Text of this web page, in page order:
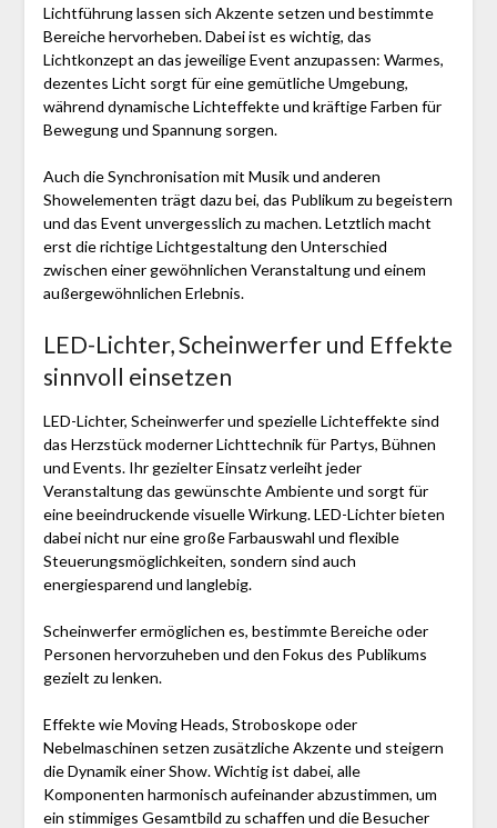
Lichtführung lassen sich Akzente setzen und bestimmte
Bereiche hervorheben. Dabei ist es wichtig, das
Lichtkonzept an das jeweilige Event anzupassen: Warmes,
dezentes Licht sorgt für eine gemütliche Umgebung,
während dynamische Lichteffekte und kräftige Farben für
Bewegung und Spannung sorgen.
Auch die Synchronisation mit Musik und anderen
Showelementen trägt dazu bei, das Publikum zu begeistern
und das Event unvergesslich zu machen. Letztlich macht
erst die richtige Lichtgestaltung den Unterschied
zwischen einer gewöhnlichen Veranstaltung und einem
außergewöhnlichen Erlebnis.
LED-Lichter, Scheinwerfer und Effekte
sinnvoll einsetzen
LED-Lichter, Scheinwerfer und spezielle Lichteffekte sind
das Herzstück moderner Lichttechnik für Partys, Bühnen
und Events. Ihr gezielter Einsatz verleiht jeder
Veranstaltung das gewünschte Ambiente und sorgt für
eine beeindruckende visuelle Wirkung. LED-Lichter bieten
dabei nicht nur eine große Farbauswahl und flexible
Steuerungsmöglichkeiten, sondern sind auch
energiesparend und langlebig.
Scheinwerfer ermöglichen es, bestimmte Bereiche oder
Personen hervorzuheben und den Fokus des Publikums
gezielt zu lenken.
Effekte wie Moving Heads, Stroboskope oder
Nebelmaschinen setzen zusätzliche Akzente und steigern
die Dynamik einer Show. Wichtig ist dabei, alle
Komponenten harmonisch aufeinander abzustimmen, um
ein stimmiges Gesamtbild zu schaffen und die Besucher